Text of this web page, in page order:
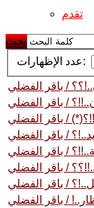
تقدم
بحث
عدد الإظهارات:
/ باقر الفضلي
/ باقر الفضلي
/ باقر الفضلي
/ باقر الفضلي
/ باقر الفضلي
/ باقر الفضلي
/ باقر الفضلي
/ باقر الفضلي